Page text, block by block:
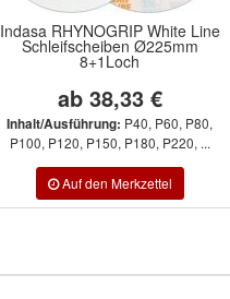
Indasa RHYNOGRIP White Line
Schleifscheiben Ø225mm
8+1Loch
ab 38,33 €
Inhalt/Ausführung: P40, P60, P80,
P100, P120, P150, P180, P220, ...